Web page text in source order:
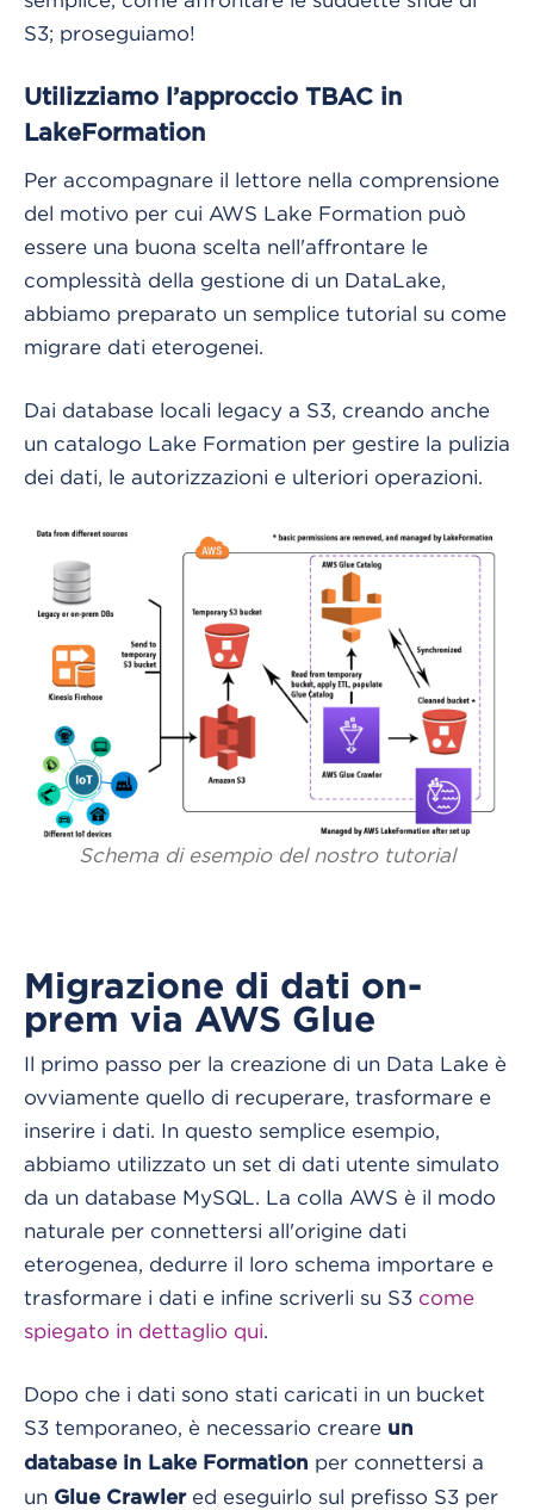
S3; proseguiamo!
Utilizziamo l’approccio TBAC in
LakeFormation
Per accompagnare il lettore nella comprensione
del motivo per cui AWS Lake Formation può
essere una buona scelta nell'affrontare le
complessità della gestione di un DataLake,
abbiamo preparato un semplice tutorial su come
migrare dati eterogenei.
Dai database locali legacy a S3, creando anche
un catalogo Lake Formation per gestire la pulizia
dei dati, le autorizzazioni e ulteriori operazioni.
Schema di esempio del nostro tutorial
Migrazione di dati on-
prem via AWS Glue
Il primo passo per la creazione di un Data Lake è
ovviamente quello di recuperare, trasformare e
inserire i dati. In questo semplice esempio,
abbiamo utilizzato un set di dati utente simulato
da un database MySQL. La colla AWS è il modo
naturale per connettersi all'origine dati
eterogenea, dedurre il loro schema importare e
trasformare i dati e infine scriverli su S3 come
spiegato in dettaglio qui.
Dopo che i dati sono stati caricati in un bucket
S3 temporaneo, è necessario creare un
database in Lake Formation per connettersi a
un Glue Crawlered eseguirlo sul prefisso S3 per